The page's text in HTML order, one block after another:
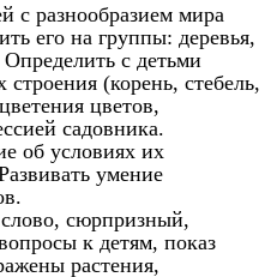
с разнообразием мира
его на группы: деревья,
с детьми
(корень, стебель,
цветов,
садовника.
об условиях их
умение
сюрпризный,
к детям, показ
растения,